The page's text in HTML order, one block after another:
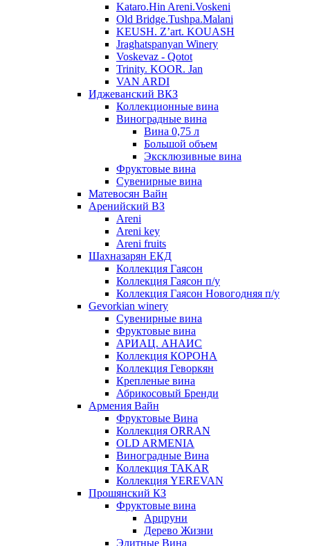
Kataro.Hin Areni.Voskeni
Old Bridge.Tushpa.Malani
KEUSH. Z’art. KOUASH
Jraghatspanyan Winery
Voskevaz - Qotot
Trinity. KOOR. Jan
VAN ARDI
Иджеванский ВКЗ
Коллекционные вина
Виноградные вина
Вина 0,75 л
Большой объем
Эксклюзивные вина
Фруктовые вина
Cувенирные вина
Матевосян Вайн
Аренийский ВЗ
Areni
Areni key
Areni fruits
Шахназарян ЕКД
Коллекция Гаясон
Коллекция Гаясон п/у
Коллекция Гаясон Новогодняя п/у
Gevorkian winery
Сувенирные вина
Фруктовые вина
АРИАЦ. АНАИС
Коллекция КОРОНА
Коллекция Геворкян
Крепленые вина
Абрикосовый Бренди
Армения Вайн
Фруктовые Вина
Коллекция ORRAN
OLD ARMENIA
Виноградные Вина
Коллекция TAKAR
Коллекция YEREVAN
Прошянский КЗ
Фруктовые вина
Арцруни
Дерево Жизни
Элитные Вина